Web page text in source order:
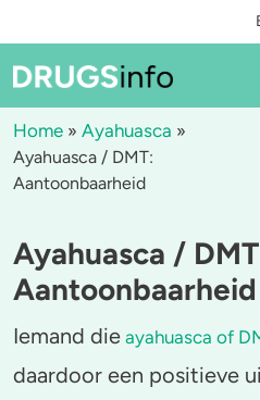
Menu
XTC / MDMA
Cocaïne
Speed
Aantoonbaarheid
Zwangerschap
Drugs & de wet
Home » Ayahuasca »
Ayahuasca / DMT:
Aantoonbaarheid
Ayahuasca /
Aantoonbaarheid
Iemand die ayahuasca of
daardoor een positieve